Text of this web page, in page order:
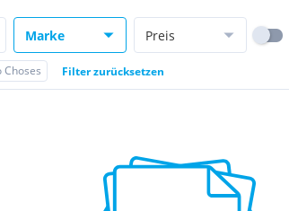
Marke Preis
Choses Filter zurücksetzen